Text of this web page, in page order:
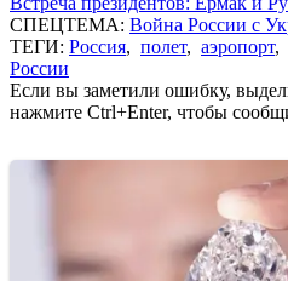
СПЕЦТЕМА: Война России с
ТЕГИ: Россия, полет, аэропорт,
России
Если вы заметили ошибку,
нажмите Ctrl+Enter, чтобы